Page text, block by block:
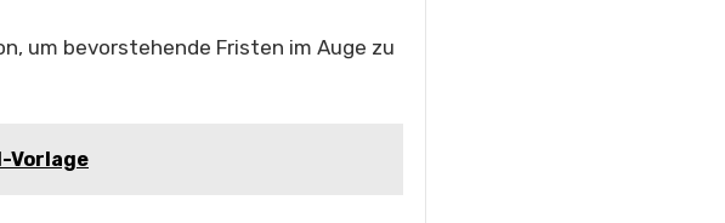
um bevorstehende Fristen im Auge zu
Vorlage